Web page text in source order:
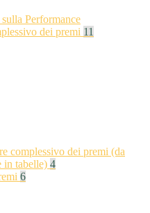
Performance
dei premi 11
complessivo dei premi (da
in tabelle) 4
6